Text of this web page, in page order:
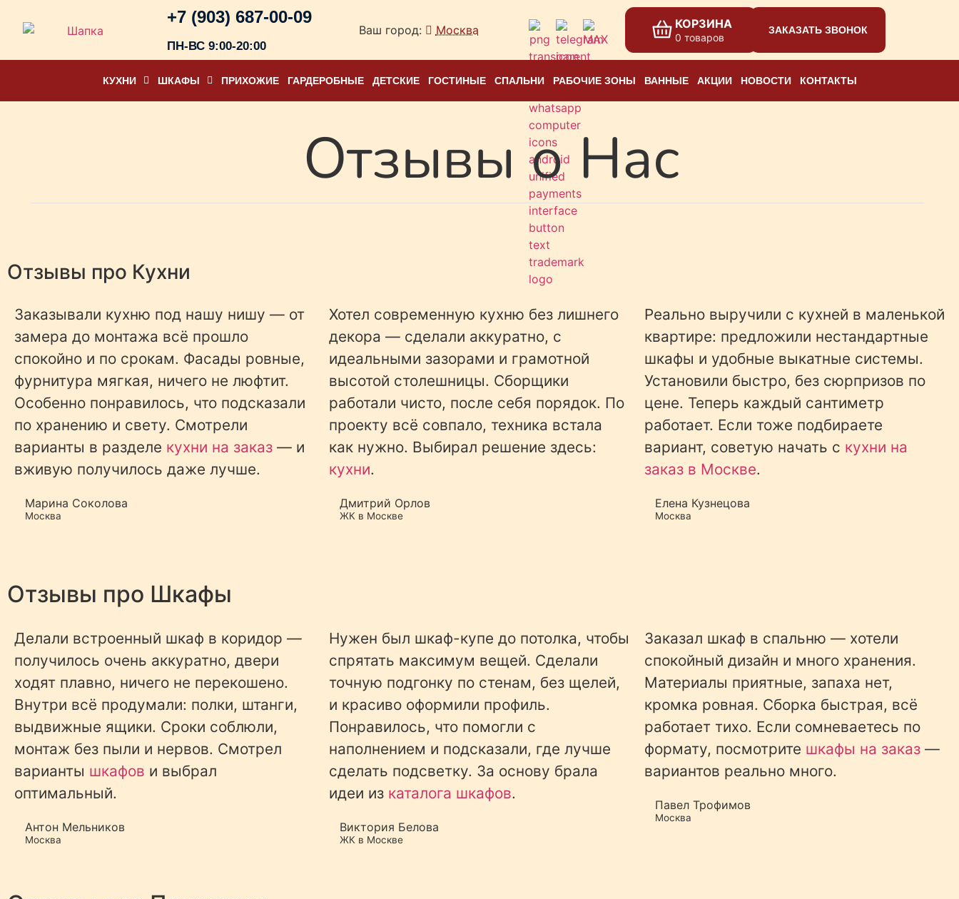
+7 (903) 687-00-09
ПН-ВС 9:00-20:00
Ваш город: Москва КОРЗИНА
0 товаров
ЗАКАЗАТЬ ЗВОНОК
КУХНИ ШКАФЫ ПРИХОЖИЕ ГАРДЕРОБНЫЕ ДЕТСКИЕ ГОСТИНЫЕ СПАЛЬНИ РАБОЧИЕ ЗОНЫ ВАННЫЕ АКЦИИ НОВОСТИ КОНТАКТЫ
Отзывы о Нас
Отзывы про Кухни
Заказывали кухню под нашу нишу — от
замера до монтажа всё прошло
спокойно и по срокам. Фасады ровные,
фурнитура мягкая, ничего не люфтит.
Особенно понравилось, что подсказали
по хранению и свету. Смотрели
варианты в разделе кухни на заказ — и
вживую получилось даже лучше.
Марина Соколова
Москва
Хотел современную кухню без лишнего
декора — сделали аккуратно, с
идеальными зазорами и грамотной
высотой столешницы. Сборщики
работали чисто, после себя порядок. По
проекту всё совпало, техника встала
как нужно. Выбирал решение здесь:
кухни.
Дмитрий Орлов
ЖК в Москве
Реально выручили с кухней в маленькой
квартире: предложили нестандартные
шкафы и удобные выкатные системы.
Установили быстро, без сюрпризов по
цене. Теперь каждый сантиметр
работает. Если тоже подбираете
вариант, советую начать с кухни на
заказ в Москве.
Елена Кузнецова
Москва
Отзывы про Шкафы
Делали встроенный шкаф в коридор —
получилось очень аккуратно, двери
ходят плавно, ничего не перекошено.
Внутри всё продумали: полки, штанги,
выдвижные ящики. Сроки соблюли,
монтаж без пыли и нервов. Смотрел
варианты шкафов и выбрал
оптимальный.
Антон Мельников
Москва
Нужен был шкаф-купе до потолка, чтобы
спрятать максимум вещей. Сделали
точную подгонку по стенам, без щелей,
и красиво оформили профиль.
Понравилось, что помогли с
наполнением и подсказали, где лучше
сделать подсветку. За основу брала
идеи из каталога шкафов.
Виктория Белова
ЖК в Москве
Заказал шкаф в спальню — хотели
спокойный дизайн и много хранения.
Материалы приятные, запаха нет,
кромка ровная. Сборка быстрая, всё
работает тихо. Если сомневаетесь по
формату, посмотрите шкафы на заказ—
вариантов реально много.
Павел Трофимов
Москва